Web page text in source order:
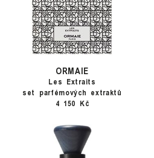
ORMAIE
Les Extraits
set parfémových extraktů
4 150 Kč